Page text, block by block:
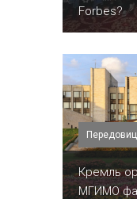
Forbes?
Кремль
МГИМО